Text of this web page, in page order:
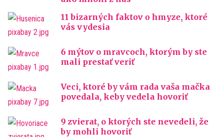
11 bizarných faktov o hmyze, ktoré
vás vydesia
6 mýtov o mravcoch, ktorým by ste
mali prestať veriť
Veci, ktoré by vám rada vaša mačka
povedala, keby vedela hovoriť
9 zvierat, o ktorých ste nevedeli, že
by mohli hovoriť